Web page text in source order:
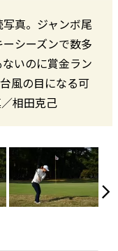
真。ジャンボ尾
シーズンで数多
いのに賞金ラン
風の目になる可
相田克己